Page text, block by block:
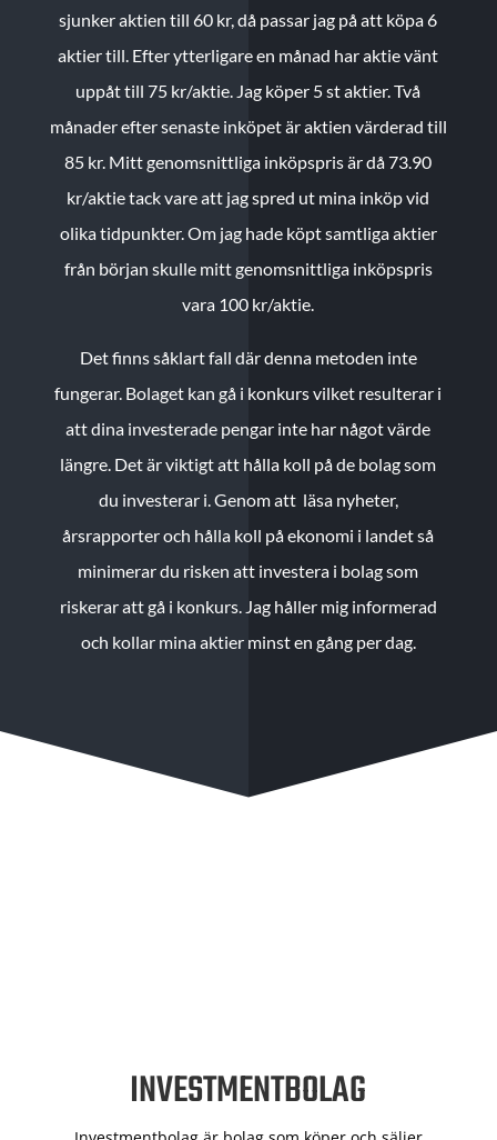
sjunker aktien till 60 kr, då passar jag på att köpa 6
aktier till. Efter ytterligare en månad har aktie vänt
uppåt till 75 kr/aktie. Jag köper 5 st aktier.Två
månader efter senaste inköpet är aktien värderad till
85 kr. Mitt genomsnittliga inköpspris är då 73.90
kr/aktie tack vare att jag spred ut mina inköp vid
olika tidpunkter. Om jag hade köpt samtliga aktier
från början skulle mitt genomsnittliga inköpspris
vara 100 kr/aktie.
Det finns såklart fall där denna metoden inte
fungerar. Bolaget kan gå i konkurs vilket resulterar i
att dina investerade pengar inte har något värde
längre. Det är viktigt att hålla koll på de bolag som
du investerar i. Genom att läsa nyheter,
årsrapporter och hålla koll på ekonomi i landet så
minimerar du risken att investera i bolag som
riskerar att gå i konkurs. Jag håller mig informerad
och kollar mina aktier minst en gång per dag.
INVESTMENTBOLAG